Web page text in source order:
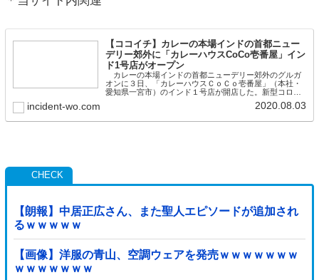
【ココイチ】カレーの本場インドの首都ニュー
デリー郊外に「カレーハウスCoCo壱番屋」イン
ド1号店がオープン
カレーの本場インドの首都ニューデリー郊外のグルガ
オンに３日、「カレーハウスＣｏＣｏ壱番屋」（本社・
愛知県一宮市）のインド１号店が開店した。新型コロナ
ウイルスの感染拡大に伴い、今春予定の開店がずれ込ん
だものの、現地幹部は独自のカレーソースが「受け入れ
incident-wo.com 2020.08.03
【朗報】中居正広さん、また聖人エピソードが追加され
るｗｗｗｗｗ
【画像】洋服の青山、空調ウェアを発売ｗｗｗｗｗｗｗ
ｗｗｗｗｗｗｗ